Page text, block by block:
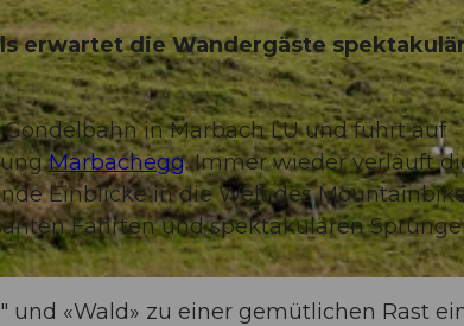
erwartet die Wandergäste
in Marbach LU und führt auf
Marbachegg. Immer wieder verläuft
Einblicke in die Welt des
Fahrten und spektakulären
«Wald» zu einer gemütlichen Rast